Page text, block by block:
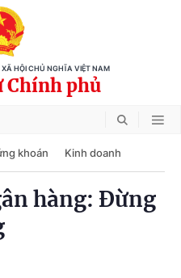
HỘI CHỦ NGHĨA VIỆT NAM
Chính phủ
khoán Kinh doanh
hàng: Đừng